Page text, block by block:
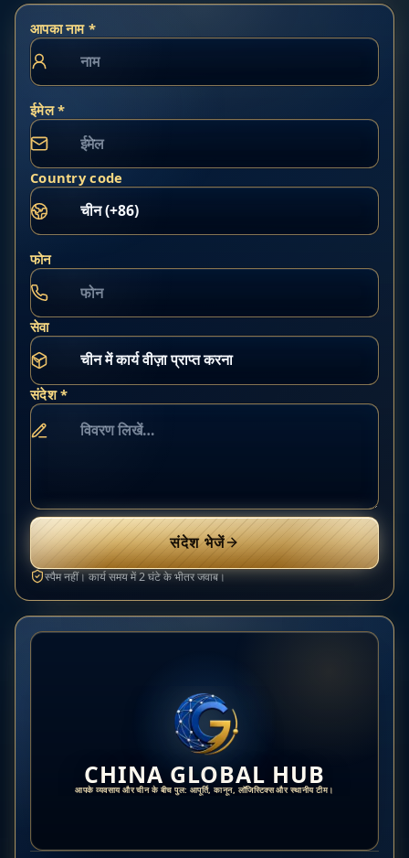
आपका नाम *
ईमेल *
Country code
फोन
सेवा
संदेश *
संदेश भेजें
स्पैम नहीं। कार्य समय में 2 घंटे के भीतर जवाब।
CHINA GLOBAL HUB
आपके व्यवसाय और चीन के बीच पुल: आपूर्ति, कानून, लॉजिस्टिक्स और स्थानीय टीम।